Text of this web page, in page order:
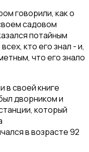
говорили, как о
садовом
потайным
кто его знал - и,
что его знало
в своей книге
дворником и
который
в возрасте 92